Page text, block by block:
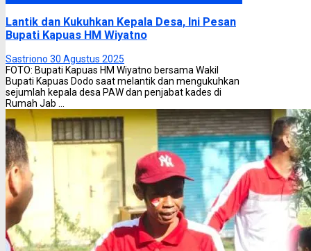
Lantik dan Kukuhkan Kepala Desa, Ini Pesan
Bupati Kapuas HM Wiyatno
Sastriono 30 Agustus 2025
FOTO: Bupati Kapuas HM Wiyatno bersama Wakil
Bupati Kapuas Dodo saat melantik dan mengukuhkan
sejumlah kepala desa PAW dan penjabat kades di
Rumah Jab ...